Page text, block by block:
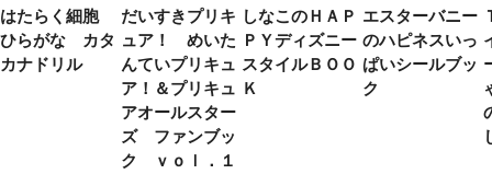
はたらく細胞
ひらがな カタ
カナドリル
だいすきプリキ
ュア！ めいた
んていプリキュ
ア！＆プリキュ
アオールスター
ズ ファンブッ
ク ｖｏｌ．１
しなこのＨＡＰ
ＰＹディズニー
スタイルＢＯＯ
Ｋ
エスターバニー
のハピネスいっ
ぱいシールブッ
ク